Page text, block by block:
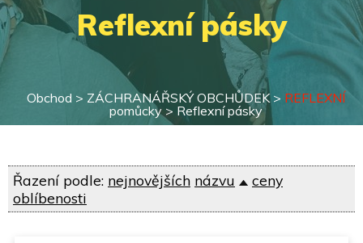
Reflexní pásky
Obchod > ZÁCHRANÁŘSKÝ OBCHŮDEK> REFLEXNÍ
pomůcky> Reflexní pásky
Řazení podle: nejnovějších názvu
ceny
oblíbenosti